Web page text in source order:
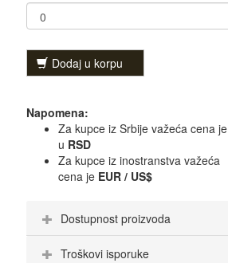
Dodaj u korpu
Napomena:
Za kupce iz Srbije važeća cena je
u RSD
Za kupce iz inostranstva važeća
cena je EUR / US$
Dostupnost proizvoda
Troškovi isporuke